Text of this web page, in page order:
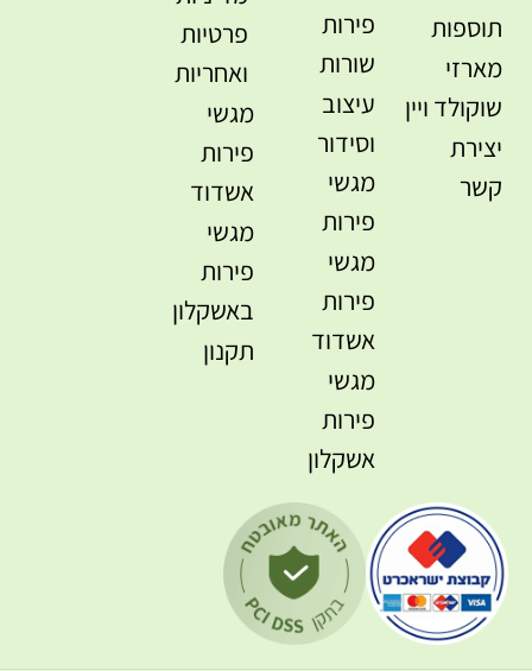
תוספות
מארזי
שוקולד ויין
יצירת
קשר
פירות
שורות
עיצוב
וסידור
מגשי
פירות
מגשי
פירות
אשדוד
מגשי
פירות
אשקלון
פרטיות
ואחריות
מגשי
פירות
אשדוד
מגשי
פירות
באשקלון
תקנון